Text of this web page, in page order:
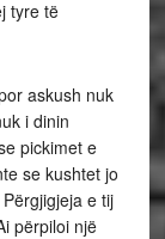
tyre të
askush nuk
i dinin
pickimet e
se kushtet jo
e tij
përpiloi një